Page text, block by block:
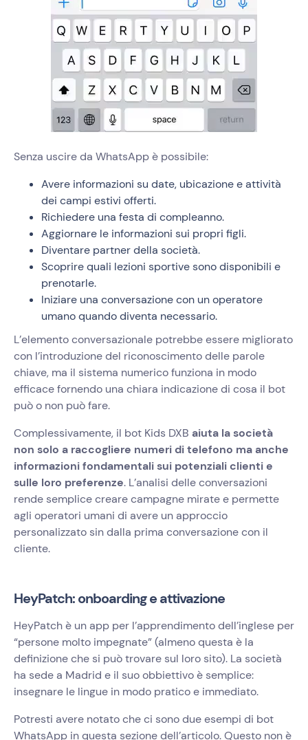
Senza uscire da WhatsApp è possibile:
Avere informazioni su date, ubicazione e attività
dei campi estivi offerti.
Richiedere una festa di compleanno.
Aggiornare le informazioni sui propri figli.
Diventare partner della società.
Scoprire quali lezioni sportive sono disponibili e
prenotarle.
Iniziare una conversazione con un operatore
umano quando diventa necessario.
L’elemento conversazionale potrebbe essere migliorato
con l’introduzione del riconoscimento delle parole
chiave, ma il sistema numerico funziona in modo
efficace fornendo una chiara indicazione di cosa il bot
può o non può fare.
Complessivamente, il bot Kids DXB aiuta la società
non solo a raccogliere numeri di telefono ma anche
informazioni fondamentali sui potenziali clienti e
sulle loro preferenze. L’analisi delle conversazioni
rende semplice creare campagne mirate e permette
agli operatori umani di avere un approccio
personalizzato sin dalla prima conversazione con il
cliente.
HeyPatch: onboarding e attivazione
HeyPatch è un app per l’apprendimento dell’inglese per
“persone molto impegnate” (almeno questa è la
definizione che si può trovare sul loro sito). La società
ha sede a Madrid e il suo obbiettivo è semplice:
insegnare le lingue in modo pratico e immediato.
Potresti avere notato che ci sono due esempi di bot
WhatsApp in questa sezione dell’articolo. Questo non è